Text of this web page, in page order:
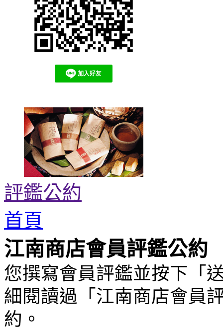
評鑑公約
首頁
江南商店會員評鑑公約
您撰寫會員評鑑並按下「
細閱讀過「江南商店會員
約。